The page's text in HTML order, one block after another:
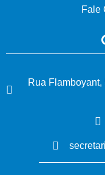
Fale
Rua